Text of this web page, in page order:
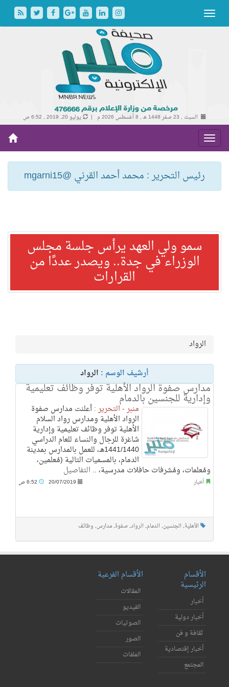
السبت , 23 صفر 1448 هـ , 8 أغسطس 2026 م | يوليو 20, 2019 , 6:52 ص
رئيس التحرير : محمد أحمد القرني @mgarni15
سمو ولي العهد يرأس جلسة مجلس
الوزراء في جدة.. ويصدر عددًا من
القرارات
الرواد
أرشيف الوسم : الرواد
مدارس صفوة الرواد الأهلية توفر وظائف تعليمية
وإدارية للجنسين بالدمام
منبر - التحرير :أعلنت مدارس صفوة
الرواد الأهلية ومدارس رواد السلام
الأهلية توفر وظائف تعليمية وإدارية
شاغرة للرجال والنساء للعام الدراسي
1441/1440هـ، للعمل بالمدارس بمدينة
الدمام، بالمسميات التالية (مُعلمين،
ومُعلمات، ومُشرفات حافلات مدرسية، .. التفاصيل
أخبار 20/07/2019
الأهلية, الجنسين, الدمام, الرواد, صفوة, مدارس, وظائف
الأقسام
الرئيسية
أخبار
أخبار دولية
ثقافة و فن
أخبار إقتصادية
المجتمع
الأقسام الفرعية
المقالات
الفيديو
الصوتيات
الصور
الملفات